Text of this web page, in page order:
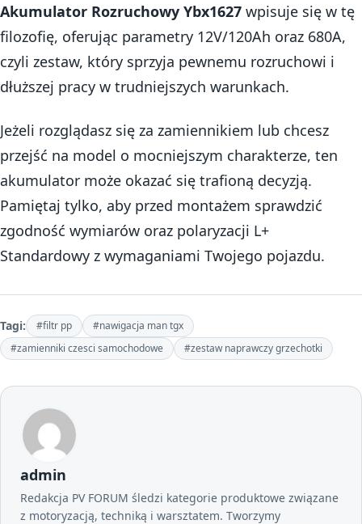
Akumulator Rozruchowy Ybx1627 wpisuje się w tę
filozofię, oferując parametry 12V/120Ah oraz 680A,
czyli zestaw, który sprzyja pewnemu rozruchowi i
dłuższej pracy w trudniejszych warunkach.
Jeżeli rozglądasz się za zamiennikiem lub chcesz
przejść na model o mocniejszym charakterze, ten
akumulator może okazać się trafioną decyzją.
Pamiętaj tylko, aby przed montażem sprawdzić
zgodność wymiarów oraz polaryzacji L+
Standardowy z wymaganiami Twojego pojazdu.
Tagi: #filtr pp
#nawigacja man tgx
#zamienniki czesci samochodowe
#zestaw naprawczy grzechotki
admin
Redakcja PV FORUM śledzi kategorie produktowe związane
z motoryzacją, techniką i warsztatem. Tworzymy